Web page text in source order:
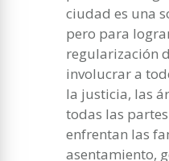
ciudad es una
pero para
regularización
involucrar a
la justicia, las
todas las
enfrentan las
asentamiento,